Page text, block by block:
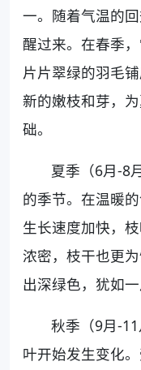
一。随着气温的
醒过来。在春季
片片翠绿的羽毛
新的嫩枝和芽，
础。
夏季（6月-8
的季节。在温暖
生长速度加快，
浓密，枝干也更
出深绿色，犹如一
秋季（9月-
叶开始发生变化